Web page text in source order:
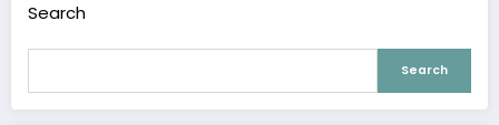
Search
Search